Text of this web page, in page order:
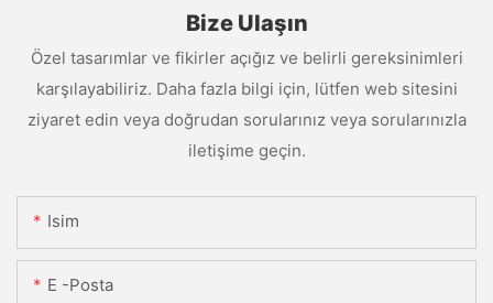
Bize Ulaşın
Özel tasarımlar ve fikirler açığız ve belirli gereksinimleri
karşılayabiliriz. Daha fazla bilgi için, lütfen web sitesini
ziyaret edin veya doğrudan sorularınız veya sorularınızla
iletişime geçin.
Isim
E -posta